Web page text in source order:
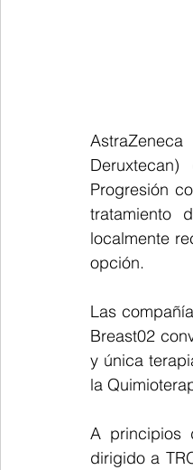
Progresión
tratamiento
localmente
opción.
Las
Breast02
y única
la
A principios
dirigido a